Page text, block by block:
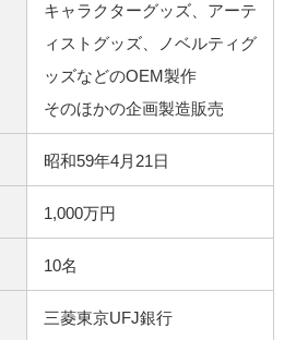
キャラクターグッズ、アーテ
ィストグッズ、ノベルティグ
ッズなどのOEM製作
そのほかの企画製造販売
昭和59年4月21日
1,000万円
10名
三菱東京UFJ銀行